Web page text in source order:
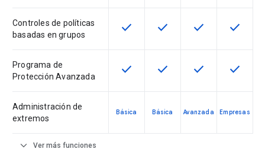
Controles de políticas
basadas en grupos
Esta función está disponible en
check Esta función está
check Esta función
check Esta
check
Programa de
Protección Avanzada
Esta función está disponible en
check Esta función está
check Esta función
check Esta
check
Administración de
extremos
Básica Básica Avanzada Empresas
expand_more Ver más funciones